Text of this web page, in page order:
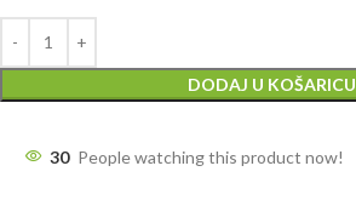
DODAJ U KOŠARICU
30 People watching this product now!